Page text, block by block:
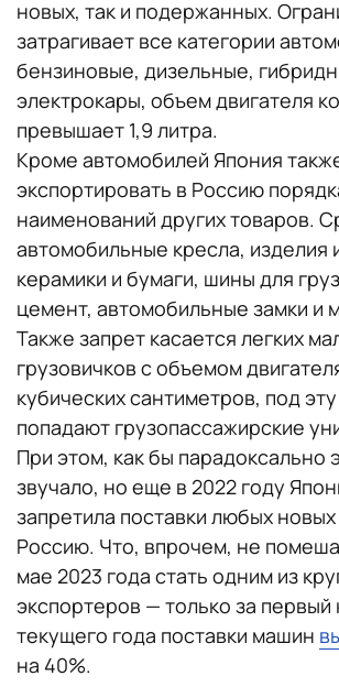
новых, так и подержанных.
затрагивает все категории
бензиновые, дизельные,
электрокары, объем двигателя
превышает 1,9 литра.
Кроме автомобилей Япония
экспортировать в Россию
наименований других товаров.
автомобильные кресла, изделия
керамики и бумаги, шины для
цемент, автомобильные замки и
Также запрет касается легких
грузовичков с объемом
кубических сантиметров, под
попадают грузопассажирские
При этом, как бы парадоксально
звучало, но еще в 2022 году
запретила поставки любых
Россию. Что, впрочем, не
мае 2023 года стать одним из
экспортеров — только за первый
текущего года поставки машин
на 40%.